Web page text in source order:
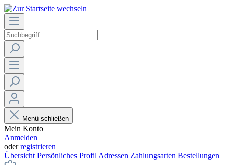
Menü schließen
Mein Konto
Anmelden
oderregistrieren
Übersicht Persönliches Profil Adressen Zahlungsarten Bestellungen